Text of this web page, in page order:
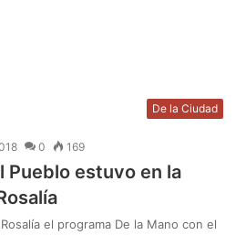
De la Ciudad
0 169
Pueblo estuvo en la
el programa De la Mano con el